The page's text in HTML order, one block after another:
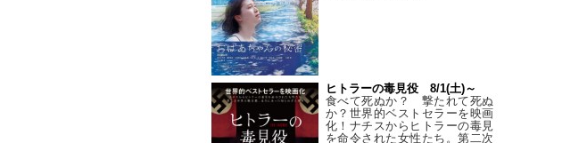
ヒトラーの毒見役 8/1(土)～
食べて死ぬか？ 撃たれて死ぬ
か？世界的ベストセラーを映画
化！ナチスからヒトラーの毒見
を命令された女性たち。第二次